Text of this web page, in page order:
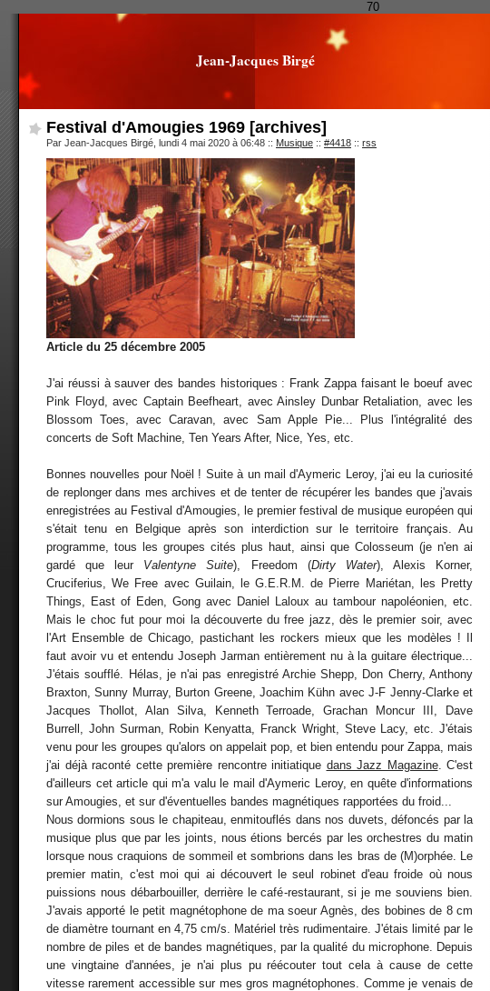
70
Jean-Jacques Birgé
Festival d'Amougies 1969 [archives]
Par Jean-Jacques Birgé, lundi 4 mai 2020 à 06:48 :: Musique :: #4418 :: rss
Article du 25 décembre 2005
J'ai réussi à sauver des bandes historiques : Frank Zappa faisant le boeuf avec
Pink Floyd, avec Captain Beefheart, avec Ainsley Dunbar Retaliation, avec les
Blossom Toes, avec Caravan, avec Sam Apple Pie... Plus l'intégralité des
concerts de Soft Machine, Ten Years After, Nice, Yes, etc.
Bonnes nouvelles pour Noël ! Suite à un mail d'Aymeric Leroy, j'ai eu la curiosité
de replonger dans mes archives et de tenter de récupérer les bandes que j'avais
enregistrées au Festival d'Amougies, le premier festival de musique européen qui
s'était tenu en Belgique après son interdiction sur le territoire français. Au
programme, tous les groupes cités plus haut, ainsi que Colosseum (je n'en ai
gardé que leur Valentyne Suite), Freedom (Dirty Water), Alexis Korner,
Cruciferius, We Free avec Guilain, le G.E.R.M. de Pierre Mariétan, les Pretty
Things, East of Eden, Gong avec Daniel Laloux au tambour napoléonien, etc.
Mais le choc fut pour moi la découverte du free jazz, dès le premier soir, avec
l'Art Ensemble de Chicago, pastichant les rockers mieux que les modèles ! Il
faut avoir vu et entendu Joseph Jarman entièrement nu à la guitare électrique...
J'étais soufflé. Hélas, je n'ai pas enregistré Archie Shepp, Don Cherry, Anthony
Braxton, Sunny Murray, Burton Greene, Joachim Kühn avec J-F Jenny-Clarke et
Jacques Thollot, Alan Silva, Kenneth Terroade, Grachan Moncur III, Dave
Burrell, John Surman, Robin Kenyatta, Franck Wright, Steve Lacy, etc. J'étais
venu pour les groupes qu'alors on appelait pop, et bien entendu pour Zappa, mais
j'ai déjà raconté cette première rencontre initiatique dans Jazz Magazine. C'est
d'ailleurs cet article qui m'a valu le mail d'Aymeric Leroy, en quête d'informations
sur Amougies, et sur d'éventuelles bandes magnétiques rapportées du froid...
Nous dormions sous le chapiteau, enmitouflés dans nos duvets, défoncés par la
musique plus que par les joints, nous étions bercés par les orchestres du matin
lorsque nous craquions de sommeil et sombrions dans les bras de (M)orphée. Le
premier matin, c'est moi qui ai découvert le seul robinet d'eau froide où nous
puissions nous débarbouiller, derrière le café-restaurant, si je me souviens bien.
J'avais apporté le petit magnétophone de ma soeur Agnès, des bobines de 8 cm
de diamètre tournant en 4,75 cm/s. Matériel très rudimentaire. J'étais limité par le
nombre de piles et de bandes magnétiques, par la qualité du microphone. Depuis
une vingtaine d'années, je n'ai plus pu réécouter tout cela à cause de cette
vitesse rarement accessible sur mes gros magnétophones. Comme je venais de